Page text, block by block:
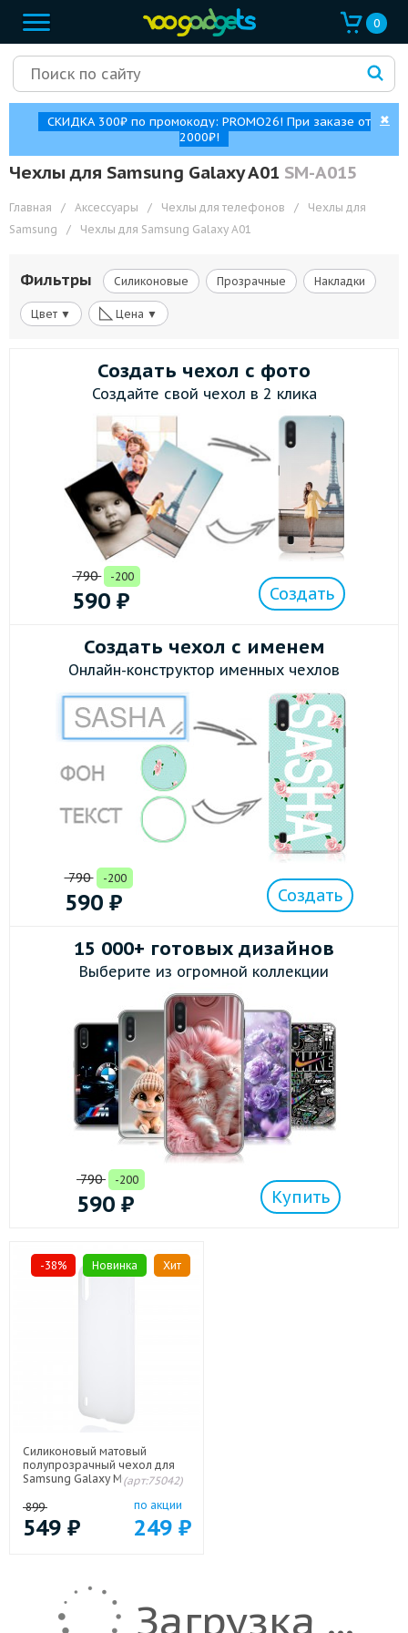
0
СКИДКА 300₽ по промокоду: PROMO26! При заказе от
2000₽!
✖
Чехлы для Samsung Galaxy A01 SM-A015
Главная / Аксессуары / Чехлы для телефонов /
Чехлы для
Samsung
/ Чехлы для Samsung Galaxy A01
Фильтры Силиконовые Прозрачные Накладки
Цвет ▼ ◺ Цена ▼
Создать чехол с фото
Создайте свой чехол в 2 клика
790 -200
590₽ Создать
Создать чехол с именем
Онлайн-конструктор именных чехлов
790 -200
590 ₽ Создать
15 000+ готовых дизайнов
Выберите из огромной коллекции
790 -200
590 ₽ Купить
-38% Новинка Хит
Силиконовый матовый
полупрозрачный чехол для
Samsung Galaxy M01/Galaxy
(арт:75042)
899
549 ₽
по акции
249 ₽
Загрузка ...